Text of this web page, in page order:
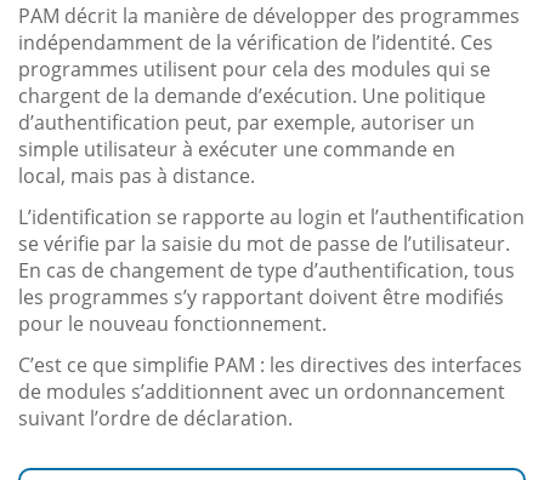
PAM décrit la manière de développer des programmes
indépendamment de la vérification de l’identité. Ces
programmes utilisent pour cela des modules qui se
chargent de la demande d’exécution. Une politique
d’authentification peut, par exemple, autoriser un
simple utilisateur à exécuter une commande en
local, mais pas à distance.
L’identification se rapporte au login et l’authentification
se vérifie par la saisie du mot de passe de l’utilisateur.
En cas de changement de type d’authentification, tous
les programmes s’y rapportant doivent être modifiés
pour le nouveau fonctionnement.
C’est ce que simplifie PAM : les directives des interfaces
de modules s’additionnent avec un ordonnancement
suivant l’ordre de déclaration.